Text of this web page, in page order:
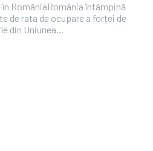
RomâniaRomânia întâmpină
de rata de ocupare a forței de
din Uniunea...